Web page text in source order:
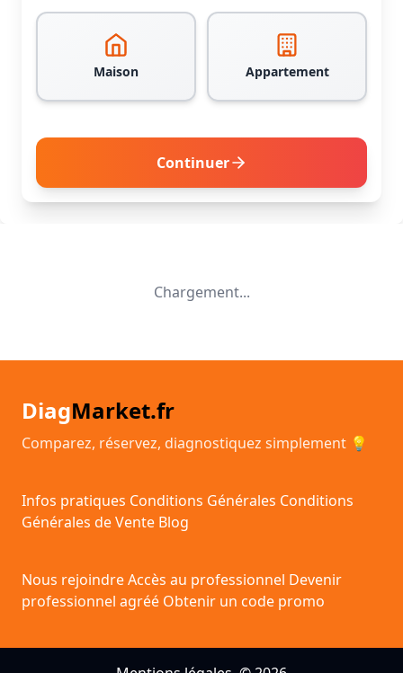
Maison Appartement
Continuer
Chargement...
DiagMarket.fr
Comparez, réservez, diagnostiquez simplement 💡
Infos pratiques Conditions Générales Conditions
Générales de Vente Blog
Nous rejoindreAccès au professionnel Devenir
professionnel agréé Obtenir un code promo